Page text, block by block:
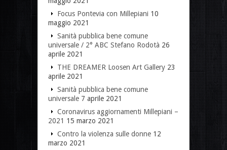
Focus Pontevia con Millepiani 10
maggio 2021
Sanità pubblica bene comune
universale / 2° ABC Stefano Rodotà 26
aprile 2021
THE DREAMER Loosen Art Gallery 23
aprile 2021
Sanità pubblica bene comune
universale 7 aprile 2021
Coronavirus aggiornamenti Millepiani –
2021 15 marzo 2021
Contro la violenza sulle donne 12
marzo 2021